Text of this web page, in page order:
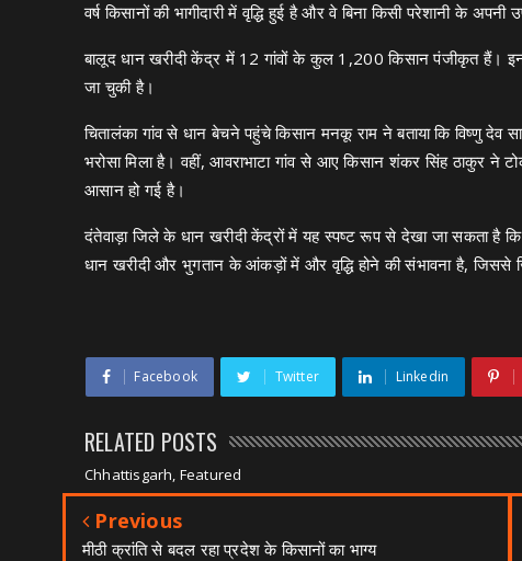
वर्ष किसानों की भागीदारी में वृद्धि हुई है और वे बिना किसी परेशानी के
बालूद धान खरीदी केंद्र में 12 गांवों के कुल 1,200 किसान पंजीकृत हैं।
जा चुकी है।
चितालंका गांव से धान बेचने पहुंचे किसान मनकू राम ने बताया कि विष्णु देव
भरोसा मिला है। वहीं, आवराभाटा गांव से आए किसान शंकर सिंह ठाकुर ने
आसान हो गई है।
दंतेवाड़ा जिले के धान खरीदी केंद्रों में यह स्पष्ट रूप से देखा जा सकता है
धान खरीदी और भुगतान के आंकड़ों में और वृद्धि होने की संभावना है, जिससे
Facebook Twitter Linkedin
RELATED POSTS
Chhattisgarh, Featured
Previous
मीठी क्रांति से बदल रहा प्रदेश के किसानों का भाग्य